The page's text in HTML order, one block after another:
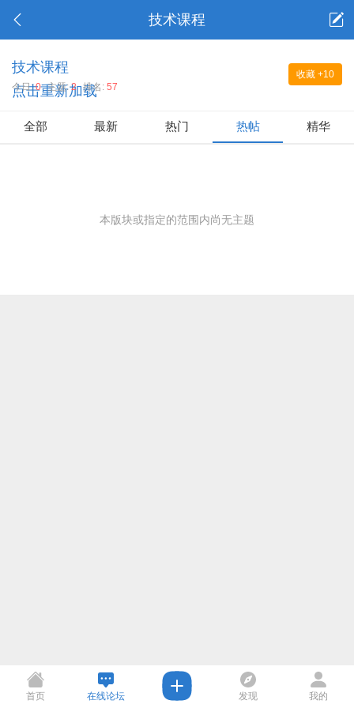
技术课程
收藏 +10
技术课程
点击重新加载
今日:0 主题:2 排名: 57
全部 最新 热门 热帖 精华
本版块或指定的范围内尚无主题
首页 在线论坛 发现 我的